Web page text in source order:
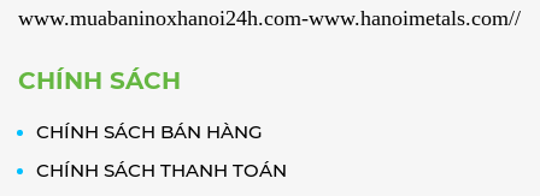
www.muabaninoxhanoi24h.com-www.hanoimetals.com//
CHÍNH SÁCH
CHÍNH SÁCH BÁN HÀNG
CHÍNH SÁCH THANH TOÁN